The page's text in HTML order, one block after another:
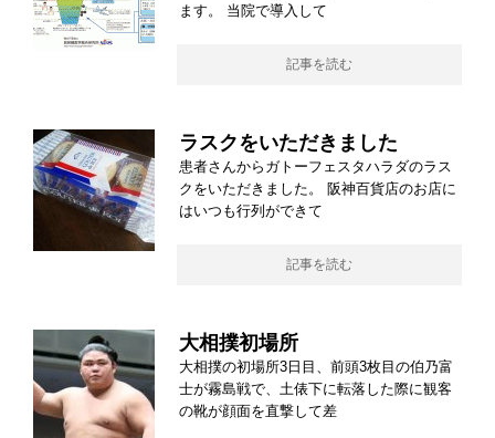
ます。 当院で導入して
記事を読む
ラスクをいただきました
患者さんからガトーフェスタハラダのラス
クをいただきました。 阪神百貨店のお店に
はいつも行列ができて
記事を読む
大相撲初場所
大相撲の初場所3日目、前頭3枚目の伯乃富
士が霧島戦で、土俵下に転落した際に観客
の靴が顔面を直撃して差